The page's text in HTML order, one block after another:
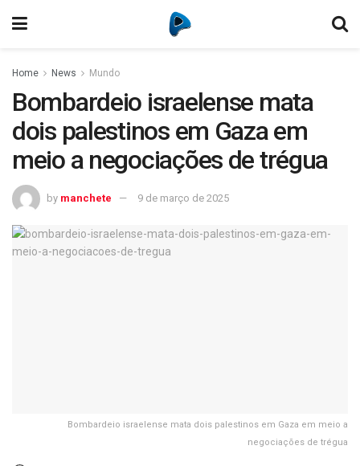
Home News Mundo
Bombardeio israelense mata
dois palestinos em Gaza em
meio a negociações de trégua
by manchete 9 de março de 2025
Bombardeio israelense mata dois palestinos em Gaza em meio a
negociações de trégua